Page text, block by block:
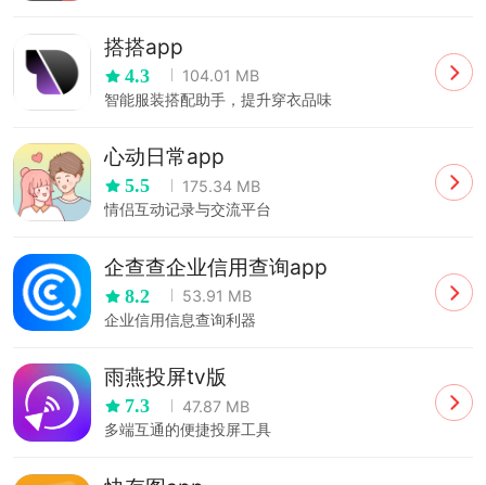
搭搭app
4.3
104.01 MB
智能服装搭配助手，提升穿衣品味
心动日常app
5.5
175.34 MB
情侣互动记录与交流平台
企查查企业信用查询app
8.2
53.91 MB
企业信用信息查询利器
雨燕投屏tv版
7.3
47.87 MB
多端互通的便捷投屏工具